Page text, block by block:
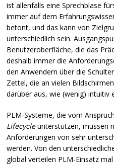
ist allenfalls eine Sprechblase
immer auf dem
betont, und das kann von
unterschiedlich sein.
Benutzeroberfläche, die das
deshalb immer die
den Anwendern über die
Zettel, die an vielen
darüber aus, wie (wenig) intuitiv
PLM-Systeme, die vom
Lifecycleunterstützen, müssen
Anforderungen von sehr
werden. Von den
global verteilen PLM-Einsatz